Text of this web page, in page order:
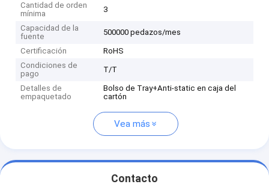
Cantidad de orden
mínima
3
Capacidad de la
fuente
500000 pedazos/mes
Certificación
RoHS
Condiciones de
pago
T/T
Detalles de
empaquetado
Bolso de Tray+Anti-static en caja del
cartón
Vea más
Contacto